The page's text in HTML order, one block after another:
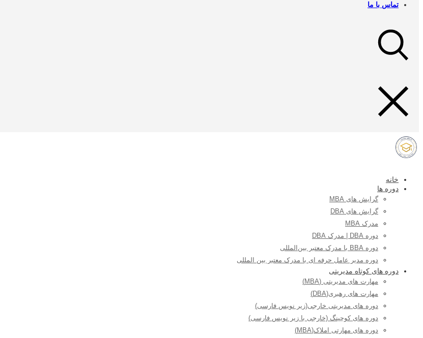
تماس با ما
خانه
دوره ها
گرایش های MBA
گرایش های DBA
مدرک MBA
دوره DBA | مدرک DBA
دوره BBA با مدرک معتبر بین‌المللی
دوره مدیر عامل حرفه ای با مدرک معتبر بین المللی
دوره های کوتاه مدیریتی
مهارت های مدیریتی (MBA)
مهارت های رهبری(DBA)
دوره های مدیریتی خارجی(زیر نویس فارسی)
دوره های کوچینگ (خارجی با زیر نویس فارسی)
دوره های مهارتی املاک(MBA)